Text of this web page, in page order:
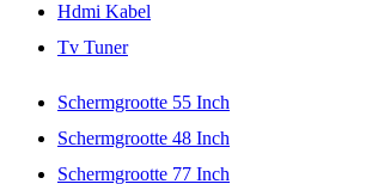
Hdmi Kabel
Tv Tuner
Schermgrootte 55 Inch
Schermgrootte 48 Inch
Schermgrootte 77 Inch